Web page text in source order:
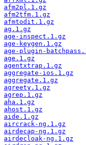
afm2pl.1.gz
afm2tfm.1.gz
afmtodit.1.gz
ag.1.gz
age-inspect.1.gz
age-keygen.1.gz
age-plugin-
age.1.gz
agentxtrap.1.gz
aggregate-ios.1.gz
aggregate.1.gz
agreety.1.gz
agrep.1.gz
aha.1.gz
ahost.1.gz
aide.1.gz
aircrack-ng.1.gz
airdecap-ng.1.gz
airdecloak-ng.1.gz